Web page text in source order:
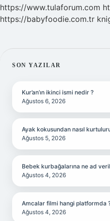
https://www.tulaforum.com
https://babyfoodie.com.tr
SIDEBAR
SON YAZILAR
Kur’an’ın ikinci ismi nedir ?
Ağustos 6, 2026
Ayak kokusundan nasıl
Ağustos 5, 2026
Bebek kurbağalarına ne ad
Ağustos 4, 2026
Amcalar filmi hangi platformda
Ağustos 4, 2026